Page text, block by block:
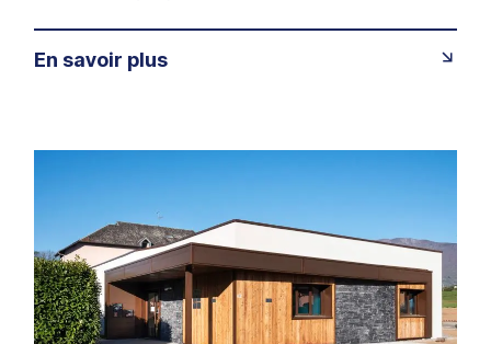
En savoir plus